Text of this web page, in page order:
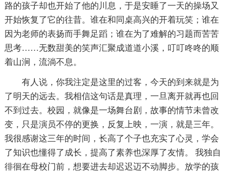
路的孩子却也开始了他的川息，于是安睡了一天的操场又
开始恢复了它的往昔。谁在和同桌高兴的开着玩笑；谁在
因为老师的表扬而手舞足蹈；谁在为了难解的习题而苦苦
思考……无数甜美的笑声汇聚成道道小溪，叮叮咚咚的顺
着山涧，流淌不息。
有人说，你我注定是这里的过客，今天的到来就是为
了明天的远去。我相信这句话是真理，一旦离开就再也回
不到过去。校园，就像是一场舞台剧，故事的情节未曾改
变，只是演员不停的更换，反复上映，一演，就是三年。
我很感谢这三年的时间，长高了个子也充实了心灵，学会
了知识也懂得了成长，提高了素养也深厚了友情。 我独自
徘徊在母校门前，想要进去却迟迟迈不动脚步。放学的孩